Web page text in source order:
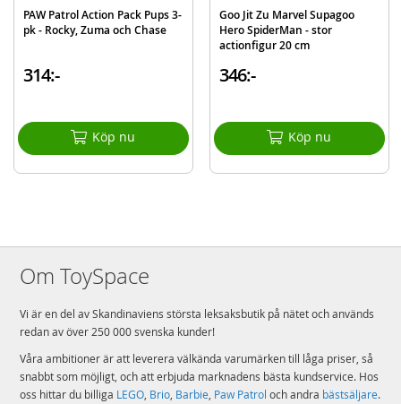
PAW Patrol Action Pack Pups 3-
pk - Rocky, Zuma och Chase
314:-
Köp nu
Goo Jit Zu Marvel Supagoo
Hero SpiderMan - stor
actionfigur 20 cm
346:-
Köp nu
Om ToySpace
Vi är en del av Skandinaviens största leksaksbutik på nätet och används
redan av över 250 000 svenska kunder!
Våra ambitioner är att leverera välkända varumärken till låga priser, så
snabbt som möjligt, och att erbjuda marknadens bästa kundservice. Hos
oss hittar du billiga LEGO, Brio, Barbie, Paw Patrol och andra bästsäljare.